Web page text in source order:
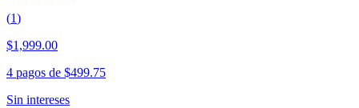
(1)
$1,999.00
4 pagos de $499.75
Sin intereses